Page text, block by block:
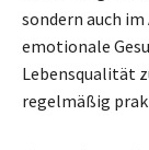
sondern auch
emotionale
Lebensqualität
regelmäßig